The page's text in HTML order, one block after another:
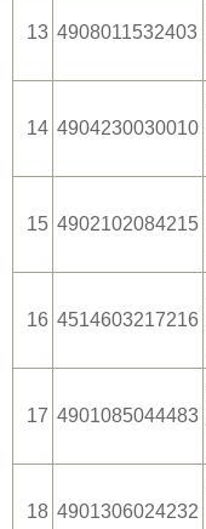
13 4908011532403
14 4904230030010
15 4902102084215
16 4514603217216
17 4901085044483
18 4901306024232